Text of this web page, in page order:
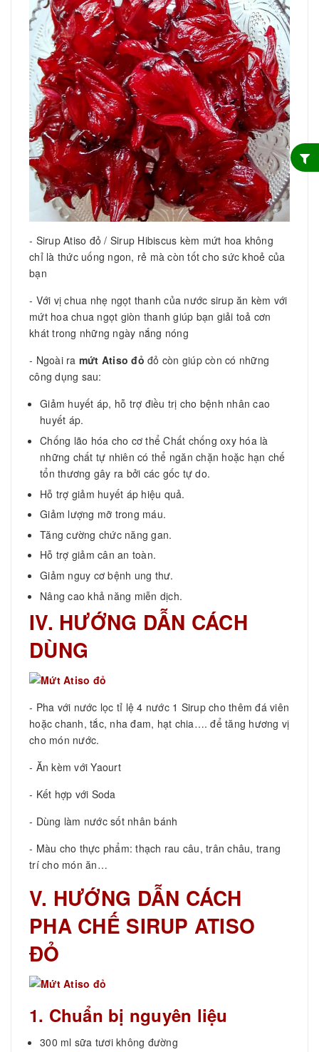
- Sirup Atiso đỏ / Sirup Hibiscus kèm mứt hoa không
chỉ là thức uống ngon, rẻ mà còn tốt cho sức khoẻ của
bạn
- Với vị chua nhẹ ngọt thanh của nước sirup ăn kèm với
mứt hoa chua ngọt giòn thanh giúp bạn giải toả cơn
khát trong những ngày nắng nóng
- Ngoài ra mứt Atiso đỏ đỏ còn giúp còn có những
công dụng sau:
Giảm huyết áp, hỗ trợ điều trị cho bệnh nhân cao
huyết áp.
Chống lão hóa cho cơ thể Chất chống oxy hóa là
những chất tự nhiên có thể ngăn chặn hoặc hạn chế
tổn thương gây ra bởi các gốc tự do.
Hỗ trợ giảm huyết áp hiệu quả.
Giảm lượng mỡ trong máu.
Tăng cường chức năng gan.
Hỗ trợ giảm cân an toàn.
Giảm nguy cơ bệnh ung thư.
Nâng cao khả năng miễn dịch.
IV. HƯỚNG DẪN CÁCH
DÙNG
- Pha với nước lọc tỉ lệ 4 nước 1 Sirup cho thêm đá viên
hoặc chanh, tắc, nha đam, hạt chia…. để tăng hương vị
cho món nước.
- Ăn kèm với Yaourt
- Kết hợp với Soda
- Dùng làm nước sốt nhân bánh
- Màu cho thực phẩm: thạch rau câu, trân châu, trang
trí cho món ăn…
V. HƯỚNG DẪN CÁCH
PHA CHẾ SIRUP ATISO
ĐỎ
1. Chuẩn bị nguyên liệu
300 ml sữa tươi không đường